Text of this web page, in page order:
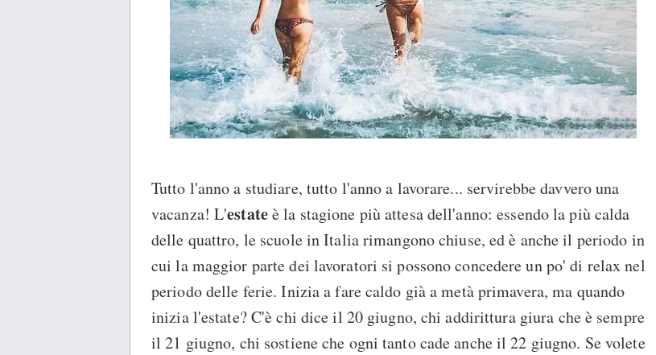
Tutto l'anno a studiare, tutto l'anno a lavorare... servirebbe davvero una
vacanza! L'estateè la stagione più attesa dell'anno: essendo la più calda
delle quattro, le scuole in Italia rimangono chiuse, ed è anche il periodo in
cui la maggior parte dei lavoratori si possono concedere un po' di relax nel
periodo delle ferie. Inizia a fare caldo già a metà primavera, ma quando
inizia l'estate? C'è chi dice il 20 giugno, chi addirittura giura che è sempre
il 21 giugno, chi sostiene che ogni tanto cade anche il 22 giugno. Se volete